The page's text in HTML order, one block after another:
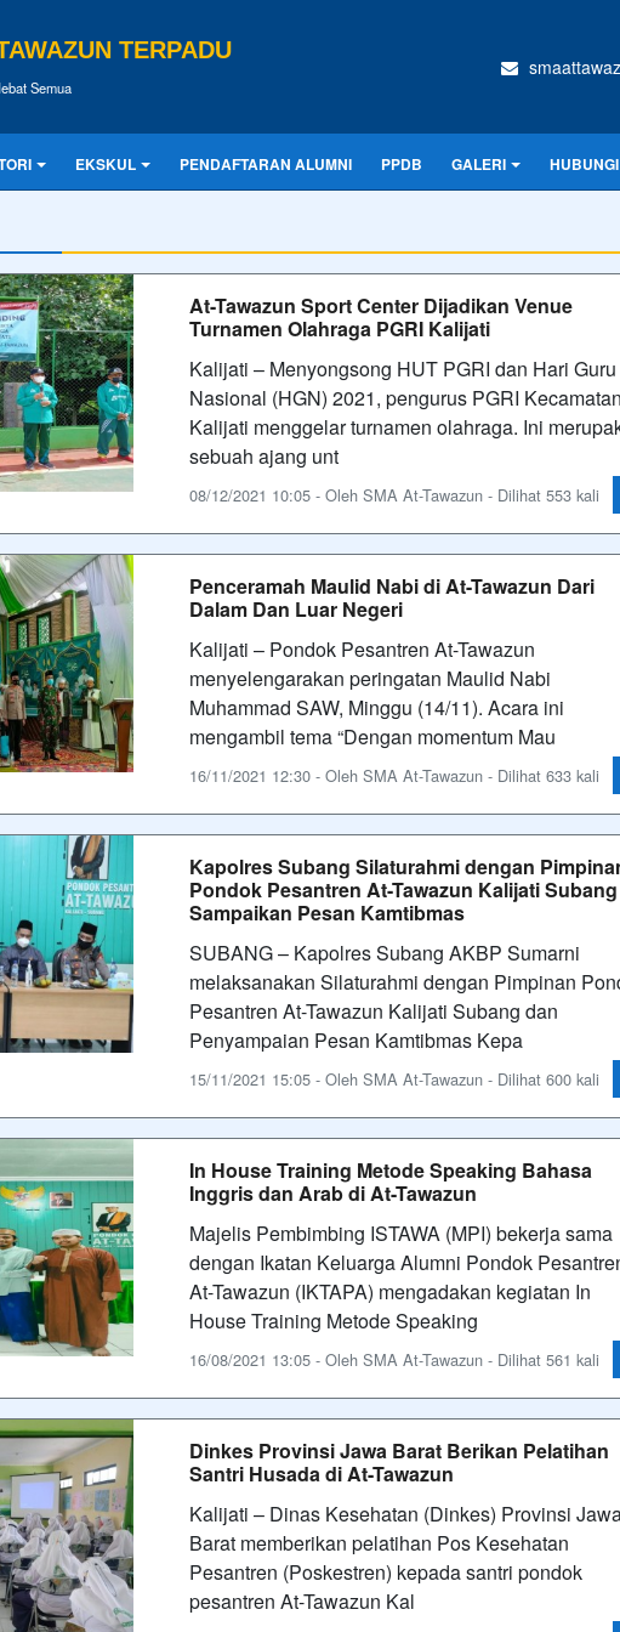
TERPADU
Semua
EKSKUL PENDAFTARAN ALUMNI PPDB GALERI
At-Tawazun Sport Center Dijadikan Venue
Turnamen Olahraga PGRI Kalijati
Kalijati – Menyongsong HUT PGRI dan Hari Guru
Nasional (HGN) 2021, pengurus PGRI Kecamatan
Kalijati menggelar turnamen olahraga. Ini
sebuah ajang unt
08/12/2021 10:05 - Oleh SMA At-Tawazun - Dilihat 553 kali
Penceramah Maulid Nabi di At-Tawazun Dari
Dalam Dan Luar Negeri
Kalijati – Pondok Pesantren At-Tawazun
menyelengarakan peringatan Maulid Nabi
Muhammad SAW, Minggu (14/11). Acara ini
mengambil tema “Dengan momentum Mau
16/11/2021 12:30 - Oleh SMA At-Tawazun - Dilihat 633 kali
Kapolres Subang Silaturahmi dengan
Pondok Pesantren At-Tawazun Kalijati Subang
Sampaikan Pesan Kamtibmas
SUBANG – Kapolres Subang AKBP Sumarni
melaksanakan Silaturahmi dengan Pimpinan
Pesantren At-Tawazun Kalijati Subang dan
Penyampaian Pesan Kamtibmas Kepa
15/11/2021 15:05 - Oleh SMA At-Tawazun - Dilihat 600 kali
In House Training Metode Speaking Bahasa
Inggris dan Arab di At-Tawazun
Majelis Pembimbing ISTAWA (MPI) bekerja sama
dengan Ikatan Keluarga Alumni Pondok
At-Tawazun (IKTAPA) mengadakan kegiatan In
House Training Metode Speaking
16/08/2021 13:05 - Oleh SMA At-Tawazun - Dilihat 561 kali
Dinkes Provinsi Jawa Barat Berikan Pelatihan
Santri Husada di At-Tawazun
Kalijati – Dinas Kesehatan (Dinkes) Provinsi
Barat memberikan pelatihan Pos Kesehatan
Pesantren (Poskestren) kepada santri pondok
pesantren At-Tawazun Kal